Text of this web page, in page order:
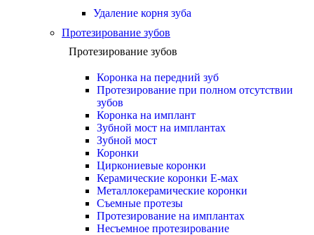
Удаление корня зуба
Протезирование зубов
Протезирование зубов
Коронка на передний зуб
Протезирование при полном отсутствии
зубов
Коронка на имплант
Зубной мост на имплантах
Зубной мост
Коронки
Циркониевые коронки
Керамические коронки Е-мах
Металлокерамические коронки
Съемные протезы
Протезирование на имплантах
Несъемное протезирование